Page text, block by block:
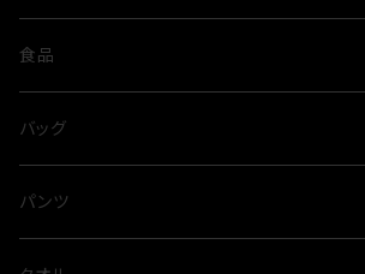
春夏
オールシーズン
スカート
ブラウス
タンクトップ
アルガンオイル
シルバー
ネックレス
タイニーピン
食品
スパイス
出汁
とらふぐ
バッグ
パンツ